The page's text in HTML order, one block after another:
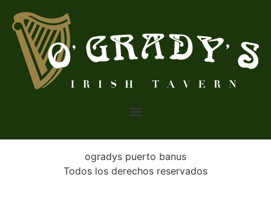
ogradys puerto banus
Todos los derechos reservados